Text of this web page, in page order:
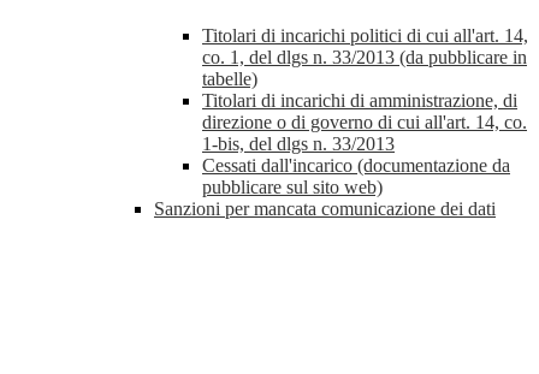
Titolari di incarichi politici di cui all'art. 14,
co. 1, del dlgs n. 33/2013 (da pubblicare in
tabelle)
Titolari di incarichi di amministrazione, di
direzione o di governo di cui all'art. 14, co.
1-bis, del dlgs n. 33/2013
Cessati dall'incarico (documentazione da
pubblicare sul sito web)
Sanzioni per mancata comunicazione dei dati